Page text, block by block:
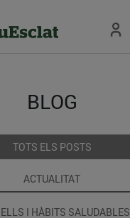
BLOG
TOTS ELS POSTS
ACTUALITAT
I HÀBITS SALUDABLES